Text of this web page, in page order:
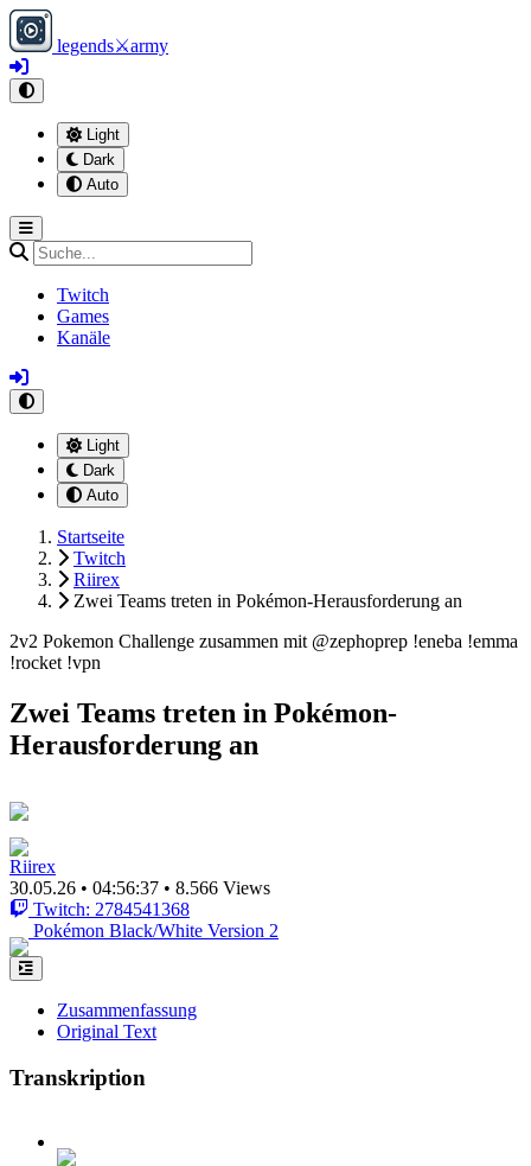
legends⚔army
Light
Dark
Auto
Twitch
Games
Kanäle
Light
Dark
Auto
Startseite
Twitch
Riirex
Zwei Teams treten in Pokémon-Herausforderung an
2v2 Pokemon Challenge zusammen mit @zephoprep !eneba !emma
!rocket !vpn
Zwei Teams treten in Pokémon-
Herausforderung an
Riirex
30.05.26 • 04:56:37 • 8.566 Views
Twitch: 2784541368
Pokémon Black/White Version 2
Zusammenfassung
Original Text
Transkription